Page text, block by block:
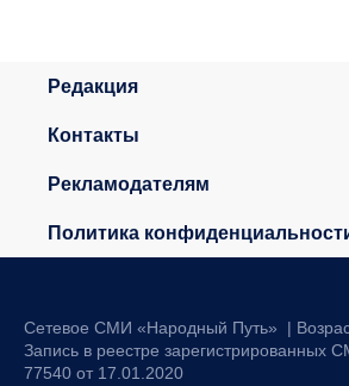
Редакция
Контакты
Рекламодателям
Политика
Сетевое СМИ «Народный Путь» |
Запись в реестре
77540 от 17.01.2020